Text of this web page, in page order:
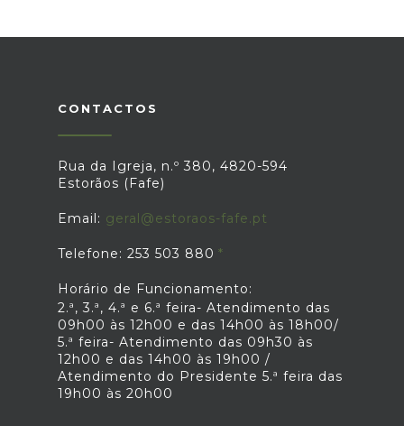
CONTACTOS
Rua da Igreja, n.º 380, 4820-594
Estorãos (Fafe)
Email: geral@estoraos-fafe.pt
Telefone: 253 503 880
Horário de Funcionamento:
2.ª, 3.ª, 4.ª e 6.ª feira- Atendimento das
09h00 às 12h00 e das 14h00 às 18h00/
5.ª feira- Atendimento das 09h30 às
12h00 e das 14h00 às 19h00 /
Atendimento do Presidente 5.ª feira das
19h00 às 20h00